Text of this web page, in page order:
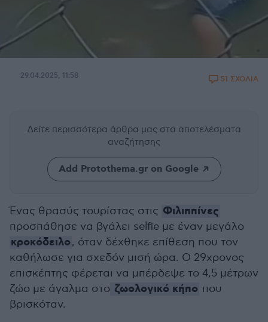
29.04.2025, 11:58 51 ΣΧΟΛΙΑ
Δείτε περισσότερα άρθρα μας στα αποτελέσματα
αναζήτησης
Add Protothema.gr on Google
Ένας θρασύς τουρίστας στις Φιλιππίνες
προσπάθησε να βγάλει selfie με έναν μεγάλο
κροκόδειλο, όταν δέχθηκε επίθεση που τον
καθήλωσε για σχεδόν μισή ώρα. Ο 29χρονος
επισκέπτης φέρεται να μπέρδεψε το 4,5 μέτρων
ζώο με άγαλμα στο ζωολογικό κήπο που
βρισκόταν.